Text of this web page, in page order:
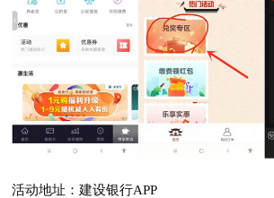
活动地址：建设银行APP